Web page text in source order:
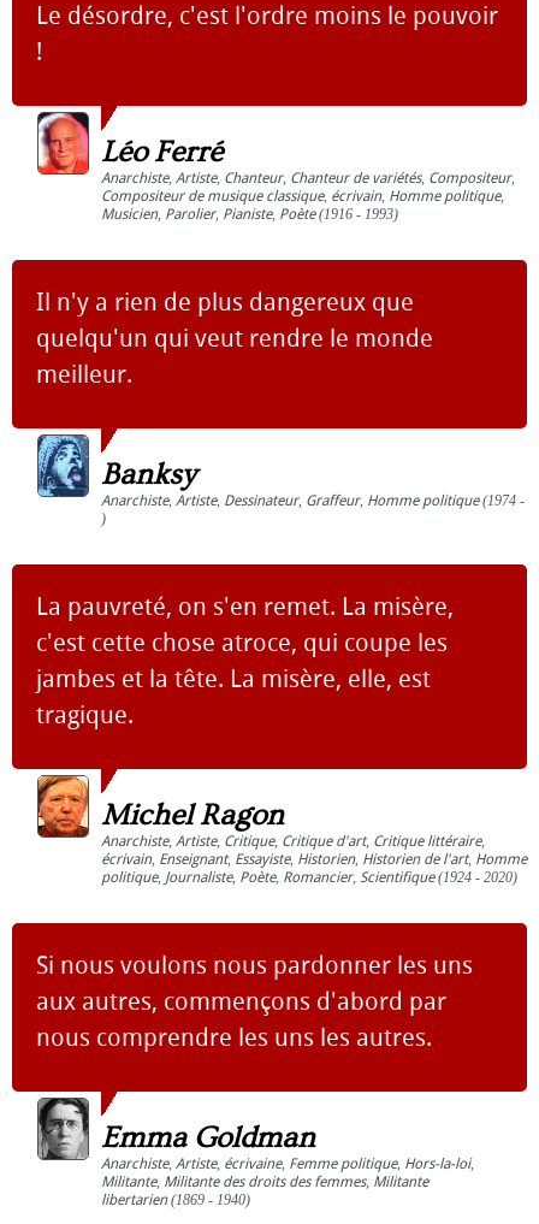
Le désordre, c'est l'ordre moins le pouvoir
!
Léo Ferré
Anarchiste, Artiste, Chanteur, Chanteur de variétés, Compositeur,
Compositeur de musique classique, écrivain, Homme politique,
Musicien, Parolier, Pianiste, Poète(1916 - 1993)
Il n'y a rien de plus dangereux que
quelqu'un qui veut rendre le monde
meilleur.
Banksy
Anarchiste, Artiste, Dessinateur, Graffeur, Homme politique(1974 -
)
La pauvreté, on s'en remet. La misère,
c'est cette chose atroce, qui coupe les
jambes et la tête. La misère, elle, est
tragique.
Michel Ragon
Anarchiste, Artiste, Critique, Critique d'art, Critique littéraire,
écrivain, Enseignant, Essayiste, Historien, Historien de l'art, Homme
politique, Journaliste, Poète, Romancier, Scientifique(1924 - 2020)
Si nous voulons nous pardonner les uns
aux autres, commençons d'abord par
nous comprendre les uns les autres.
Emma Goldman
Anarchiste, Artiste, écrivaine, Femme politique, Hors-la-loi,
Militante, Militante des droits des femmes, Militante
libertarien(1869 - 1940)